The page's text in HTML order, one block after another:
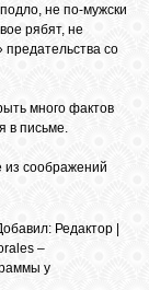
не по-мужски
рябят, не
со
много фактов
в письме.
из соображений
: Редактор
–
у